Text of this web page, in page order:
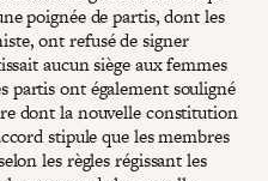
poignée de partis, dont les
ont refusé de signer
aucun siège aux femmes
partis ont également souligné
dont la nouvelle constitution
stipule que les membres
les règles régissant les